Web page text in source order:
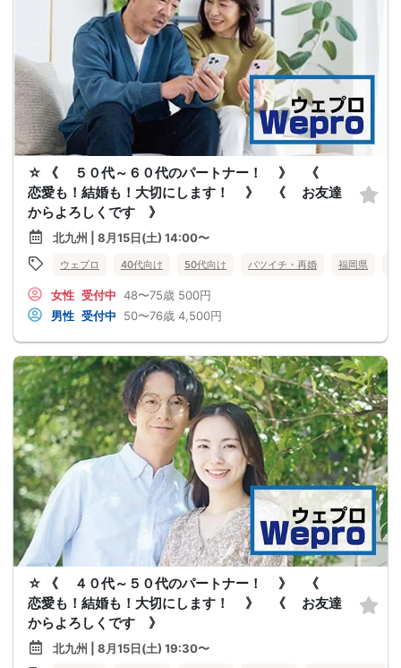
☆ 《 ５０代～６０代のパートナー！ 》 《
恋愛も！結婚も！大切にします！ 》 《 お友達
からよろしくです 》
北九州 | 8月15日(土) 14:00〜
ウェプロ 40代向け 50代向け バツイチ・再婚 福岡県
女性 受付中 48〜75歳 500円
男性 受付中 50〜76歳 4,500円
☆ 《 ４０代～５０代のパートナー！ 》 《
恋愛も！結婚も！大切にします！ 》 《 お友達
からよろしくです 》
北九州 | 8月15日(土) 19:30〜